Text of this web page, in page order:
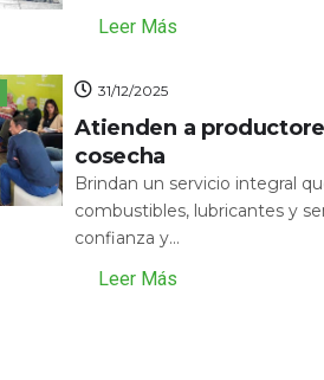
Leer Más
31/12/2025
Atienden a
cosecha
Brindan un servicio integral
combustibles, lubricantes y
confianza y...
Leer Más